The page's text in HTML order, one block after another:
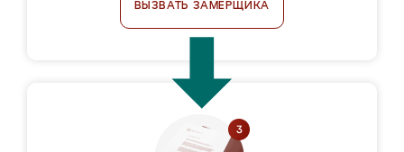
ВЫЗВАТЬ ЗАМЕРЩИКА